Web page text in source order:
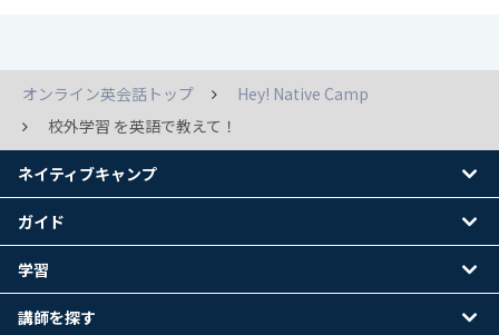
オンライン英会話トップ
Hey! Native Camp
校外学習 を英語で教えて！
ネイティブキャンプ
ガイド
学習
講師を探す